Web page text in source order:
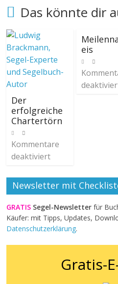
Das könnte dir
Der
erfolgreiche
Chartertörn
Kommentare
deaktiviert
eis
Newsletter mit
GRATIS Segel-Newsletter für
Käufer: mit Tipps, Updates,
Datenschutzerklärung.
Gratis-